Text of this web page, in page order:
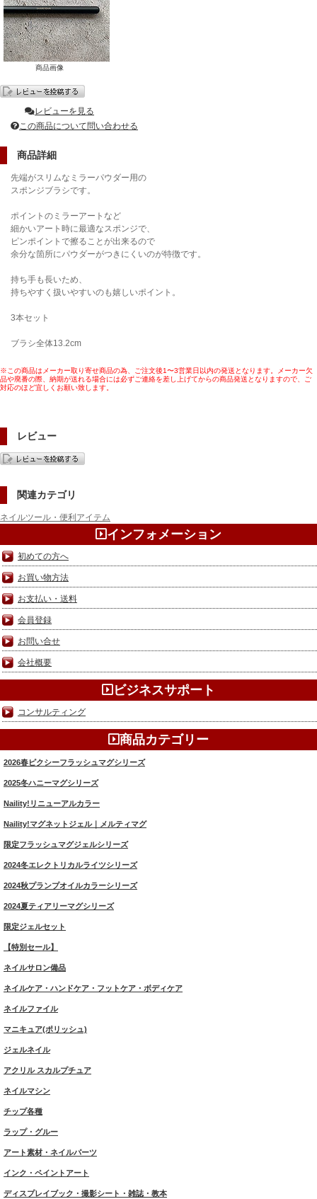
商品画像
レビューを見る
この商品について問い合わせる
商品詳細
先端がスリムなミラーパウダー用の
スポンジブラシです。
ポイントのミラーアートなど
細かいアート時に最適なスポンジで、
ピンポイントで擦ることが出来るので
余分な箇所にパウダーがつきにくいのが特徴です。
持ち手も長いため、
持ちやすく扱いやすいのも嬉しいポイント。
3本セット
ブラシ全体13.2cm
※この商品はメーカー取り寄せ商品の為、ご注文後1〜3営業日以内の発送となります。メーカー欠
品や廃番の際、納期が送れる場合には必ずご連絡を差し上げてからの商品発送となりますので、ご
対応のほど宜しくお願い致します。
レビュー
関連カテゴリ
ネイルツール・便利アイテム
インフォメーション
初めての方へ
お買い物方法
お支払い・送料
会員登録
お問い合せ
会社概要
ビジネスサポート
コンサルティング
商品カテゴリー
2026春ピクシーフラッシュマグシリーズ
2025冬ハニーマグシリーズ
Naility!リニューアルカラー
Naility!マグネットジェル｜メルティマグ
限定フラッシュマグジェルシリーズ
2024冬エレクトリカルライツシリーズ
2024秋プランプオイルカラーシリーズ
2024夏ティアリーマグシリーズ
限定ジェルセット
【特別セール】
ネイルサロン備品
ネイルケア・ハンドケア・フットケア・ボディケア
ネイルファイル
マニキュア(ポリッシュ)
ジェルネイル
アクリル スカルプチュア
ネイルマシン
チップ各種
ラップ・グルー
アート素材・ネイルパーツ
インク・ペイントアート
ディスプレイブック・撮影シート・雑誌・教本